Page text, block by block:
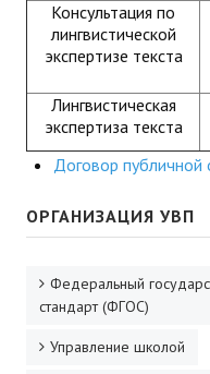
ГИА
Карта ГИА РК
Советуем прочитать
Готовимся к новому
ДПО
Повышение
КОНТАКТЫ
Консультация по
лингвистической
экспертизе текста
Лингвистическая
экспертиза текста
Договор публичной
ОРГАНИЗАЦИЯ УВП
Федеральный
стандарт (ФГОС)
Управление школой